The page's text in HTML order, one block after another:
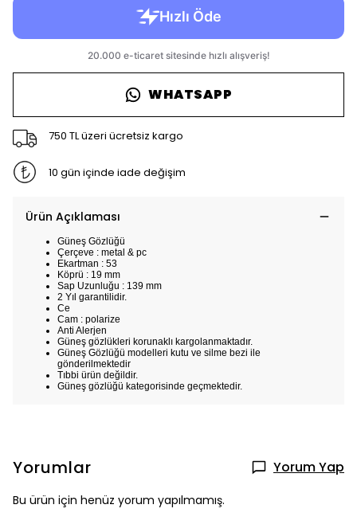
WHATSAPP
750 TL üzeri ücretsiz kargo
10 gün içinde iade değişim
Ürün Açıklaması
Güneş Gözlüğü
Çerçeve : metal & pc
Ekartman : 53
Köprü : 19 mm
Sap Uzunluğu : 139 mm
2 Yıl garantilidir.
Ce
Cam : polarize
Anti Alerjen
Güneş gözlükleri korunaklı kargolanmaktadır.
Güneş Gözlüğü modelleri kutu ve silme bezi ile
gönderilmektedir
Tıbbi ürün değildir.
Güneş gözlüğü kategorisinde geçmektedir.
Yorumlar Yorum Yap
Bu ürün için henüz yorum yapılmamış.